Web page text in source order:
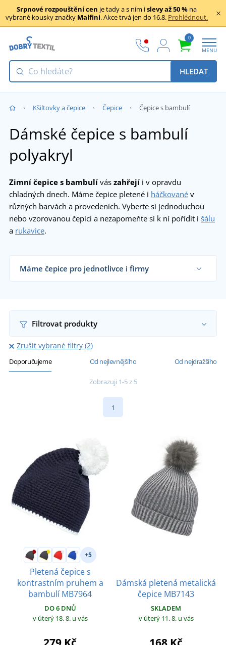
Srpnové rozpouštění cen je tady a s ním islevy až 50 % na
vybrané kousky značky Malfini. Akce trvá jen do 16.8. Prohlédnout.
0
MENU
HLEDAT
Kšiltovky a čepice Čepice Čepice s bambulí
Dámské čepice s bambulí
polyakryl
Zimní čepice s bambulí vás zahřejí i v opravdu
chladných dnech. Máme čepice pletené i háčkované v
různých barvách a provedeních. Vyberte si jednoduchou
nebo vzorovanou čepici a nezapomeňte si k ní pořídit i šálu
a rukavice.
Máme čepice pro jednotlivce i firmy
Filtrovat produkty
Zrušit vybrané filtry (2)
Doporučujeme Od nejlevnějšího Od nejdražšího
Zobrazuji 1-5 z 5
1
+5
Pletená čepice s
kontrastním pruhem a
bambulí MB7964
DO 6 DNŮ
v úterý 18. 8. u vás
Dámská pletená metalická
čepice MB7143
SKLADEM
v úterý 11. 8. u vás